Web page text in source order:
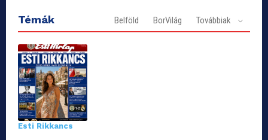
Témák Belföld BorVilág Továbbiak
Esti Rikkancs